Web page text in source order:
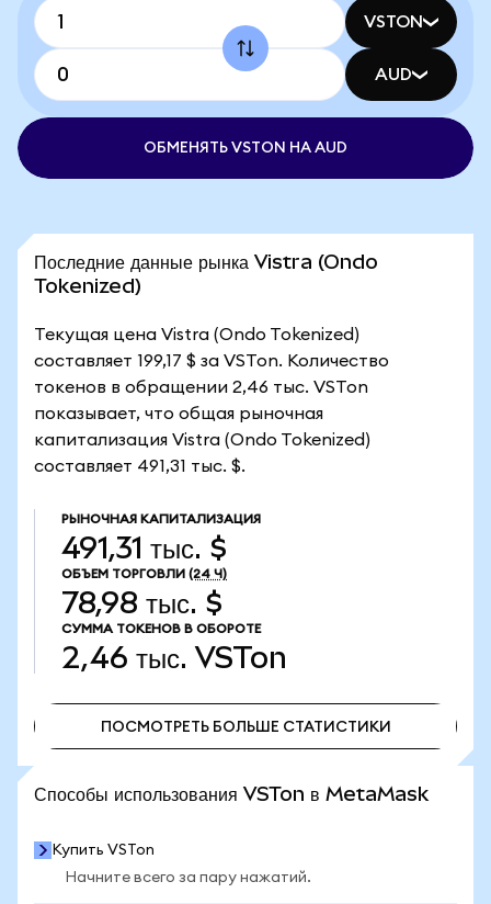
VSTON
AUD
ОБМЕНЯТЬ VSTON НА AUD
Последние данные рынка Vistra (Ondo
Tokenized)
Текущая цена Vistra (Ondo Tokenized)
составляет 199,17 $ за VSTon. Количество
токенов в обращении 2,46 тыс. VSTon
показывает, что общая рыночная
капитализация Vistra (Ondo Tokenized)
составляет 491,31 тыс. $.
РЫНОЧНАЯ КАПИТАЛИЗАЦИЯ
491,31 тыс. $
ОБЪЕМ ТОРГОВЛИ (24 Ч)
78,98 тыс. $
СУММА ТОКЕНОВ В ОБОРОТЕ
2,46 тыс. VSTon
ПОСМОТРЕТЬ БОЛЬШЕ СТАТИСТИКИ
Способы использования VSTon в MetaMask
Купить VSTon
Начните всего за пару нажатий.